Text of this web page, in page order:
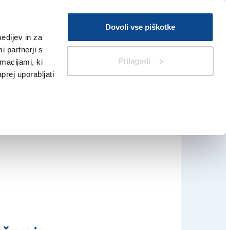
in za
partnerji s
ki
uporabljati
Dovoli vse piškotke
Prilagodi
V Kioskih
Iskanje